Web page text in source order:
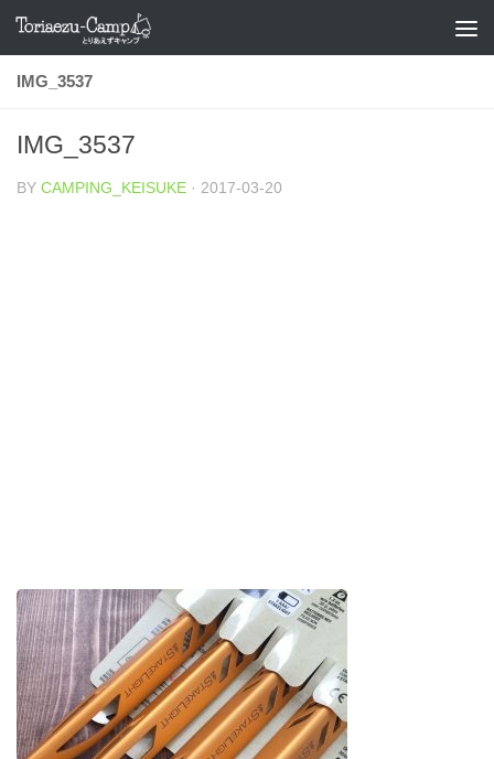
コンテンツへスキップ
IMG_3537
IMG_3537
BY CAMPING_KEISUKE · 2017-03-20